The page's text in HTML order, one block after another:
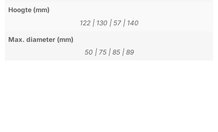
Hoogte (mm)
122| 130 | 57| 140
Max. diameter (mm)
50 | 75| 85| 89